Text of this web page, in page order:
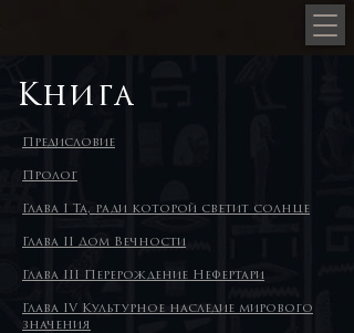
Книга
Предисловие
Пролог
Глава I Та, ради которой светит солнце
Глава II Дом Вечности
Глава III Перерождение Нефертари
Глава IV Культурное наследие мирового
значения